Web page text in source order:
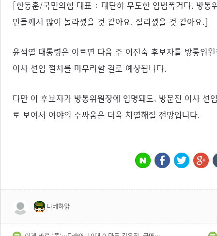
[한동훈/국민의힘 대표 : 대단히 무도한 입법폭거다. 방
민들께서 많이 놀라셨을 것 같아요. 질리셨을 것 같아요.]
윤석열 대통령은 이르면 다음 주 이진숙 후보자를 방통위
이사 선임 절차를 마무리할 걸로 예상됩니다.
다만 이 후보자가 방통위원장에 임명돼도, 방문진 이사 선
로 보여서 여야의 수싸움은 더욱 치열해질 전망입니다.
나베하앍